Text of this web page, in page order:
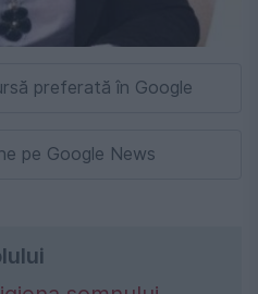
preferată în Google
pe Google News